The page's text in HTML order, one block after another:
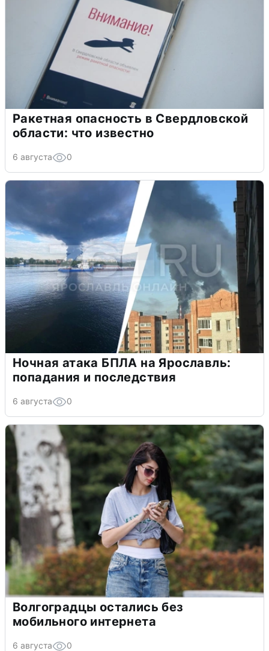
Ракетная опасность в Свердловской
области: что известно
6 августа 0
Ночная атака БПЛА на Ярославль:
попадания и последствия
6 августа 0
Волгоградцы остались без
мобильного интернета
6 августа 0